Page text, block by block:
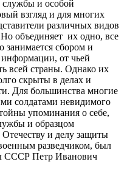
службы и особой
взгляд и для многих
различных видов
объединяет их одно, все
занимается сбором и
от чьей
всей страны. Однако их
скрыты в делах и
Для большинства многие
солдатами невидимого
упоминания о себе,
и образцом
и делу защиты
разведчиком, был
СССР Петр Иванович